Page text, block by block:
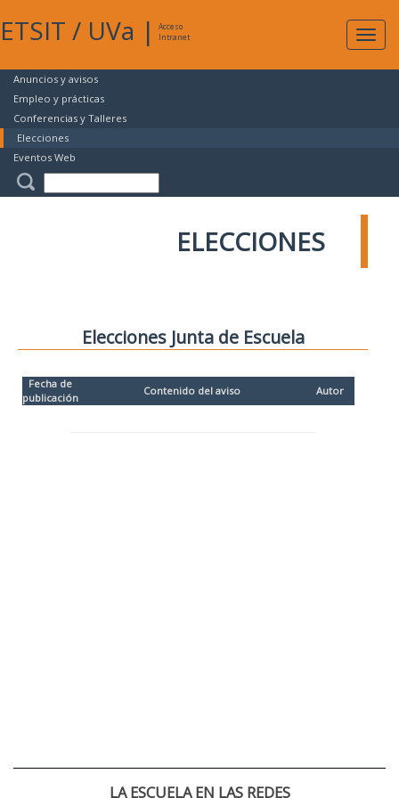
ETSIT / UVa |
Acceso
Intranet
Anuncios y avisos
Empleo y prácticas
Conferencias y Talleres
Elecciones
Eventos Web
ELECCIONES
Elecciones Junta de Escuela
Fecha de
publicación
Contenido del aviso Autor
LA ESCUELA EN LAS REDES